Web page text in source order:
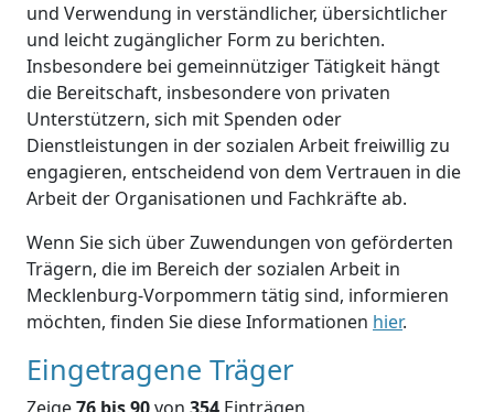
und Verwendung in verständlicher, übersichtlicher
und leicht zugänglicher Form zu berichten.
Insbesondere bei gemeinnütziger Tätigkeit hängt
die Bereitschaft, insbesondere von privaten
Unterstützern, sich mit Spenden oder
Dienstleistungen in der sozialen Arbeit freiwillig zu
engagieren, entscheidend von dem Vertrauen in die
Arbeit der Organisationen und Fachkräfte ab.
Wenn Sie sich über Zuwendungen von geförderten
Trägern, die im Bereich der sozialen Arbeit in
Mecklenburg-Vorpommern tätig sind, informieren
möchten, finden Sie diese Informationen hier.
Eingetragene Träger